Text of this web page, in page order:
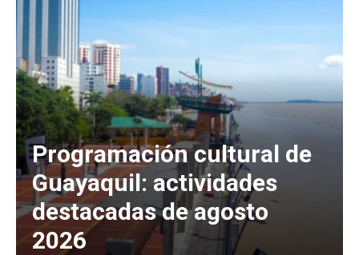
Programación cultural de
Guayaquil: actividades
destacadas de agosto
2026